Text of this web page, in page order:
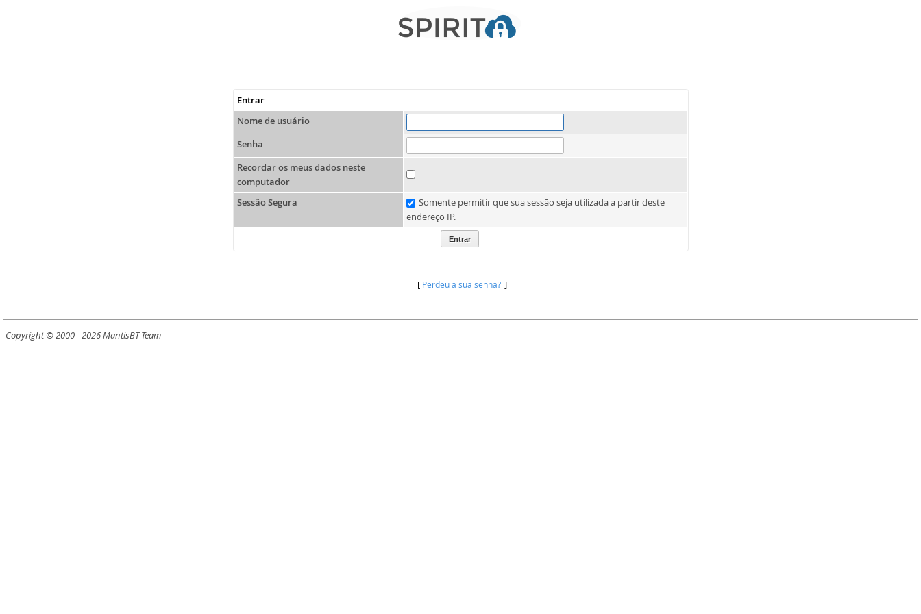
Entrar
Nome de usuário
Senha
Recordar os meus dados neste
computador
Sessão Segura
Somente permitir que sua sessão seja utilizada a partir deste
endereço IP.
[ Perdeu a sua senha? ]
Copyright © 2000 - 2026 MantisBT Team